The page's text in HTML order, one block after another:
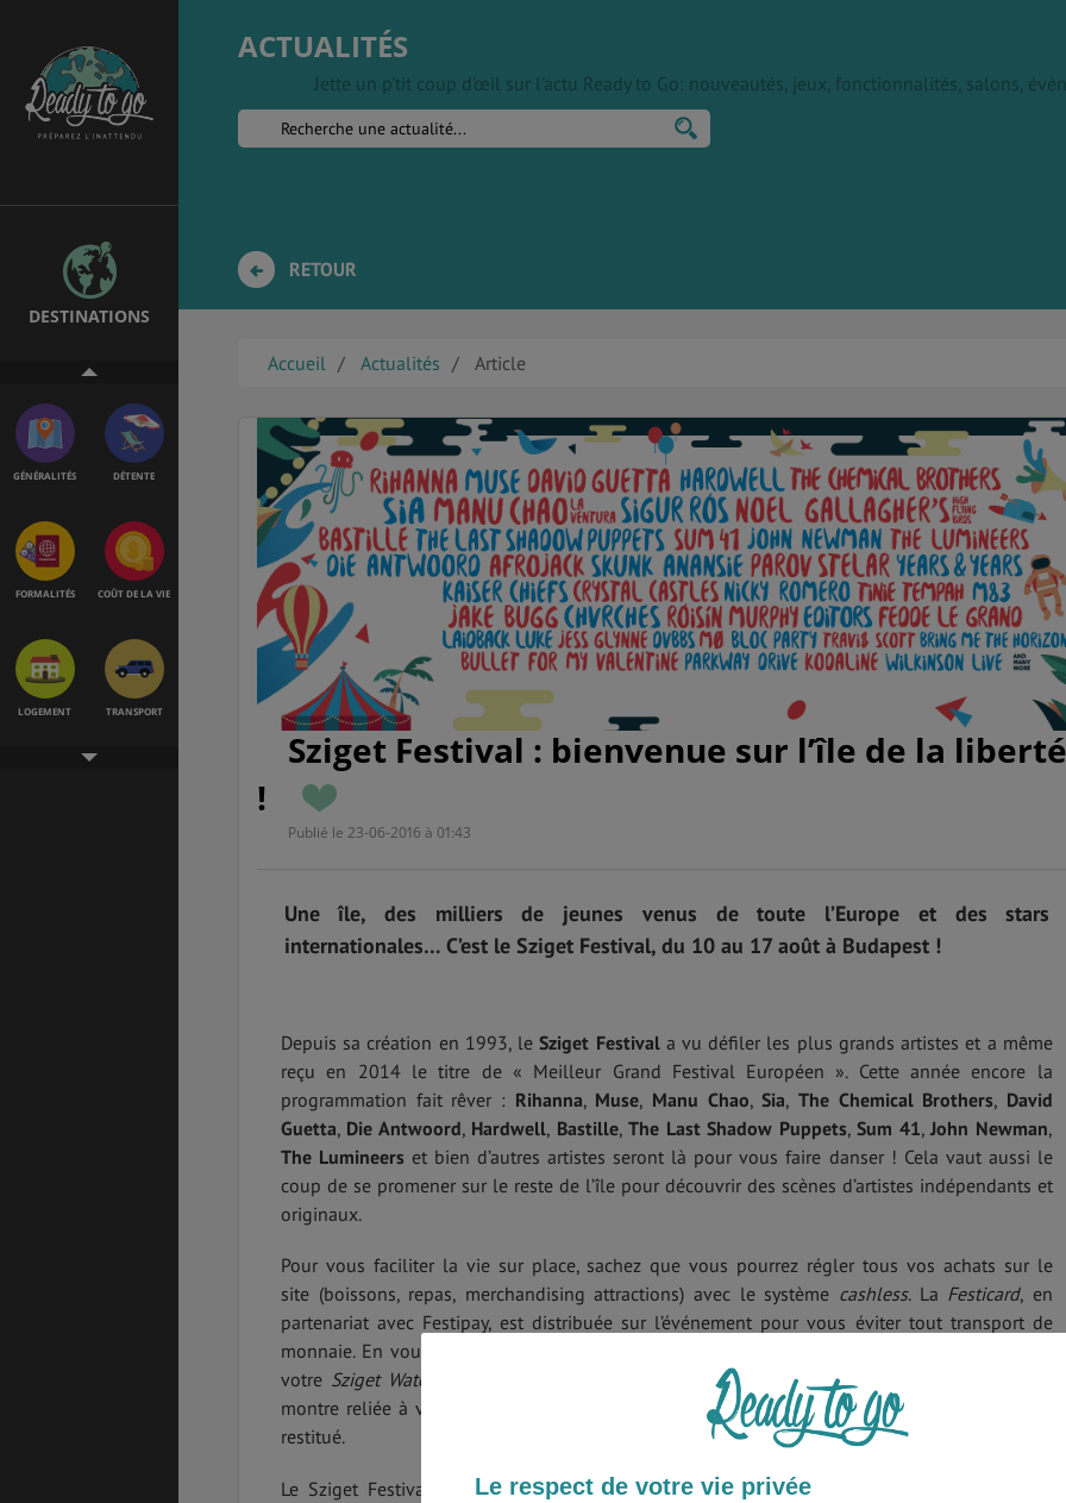
DESTINATIONS
EMPLOIS &
STAGES
BONS PLANS
GÉNÉRALITÉS DÉTENTE
FORMALITÉS COÛT DE LA VIE
LOGEMENT TRANSPORT
ACTUALITÉS
Jette un p'tit coup d'œil sur l'actu Ready to Go: nouveautés, jeux, fonctionnalités, salons,
RETOUR
Accueil Actualités Article
Sziget Festival : bienvenue sur l’île de la
!
Publié le 23-06-2016 à 01:43
Une île, des milliers de jeunes venus de toute l’Europe et des stars
internationales… C’est le Sziget Festival, du 10 au 17 août à Budapest !
Depuis sa création en 1993, leSziget Festivala vu défiler les plus grands artistes et a même
reçu en 2014 le titre de « Meilleur Grand Festival Européen ». Cette année encore la
programmation fait rêver : Rihanna, Muse, Manu Chao,Sia, The Chemical Brothers, David
Guetta, Die Antwoord, Hardwell, Bastille,The Last Shadow Puppets,Sum 41,John Newman,
The Lumineers et bien d’autres artistes seront là pour vous faire danser ! Cela vaut aussi le
coup de se promener sur le reste de l’île pour découvrir des scènes d’artistes indépendants et
originaux.
Pour vous faciliter la vie sur place, sachez que vous pourrez régler tous vos achats sur le
site (boissons, repas, merchandising attractions) avec le système cashless. La Festicard, en
partenariat avec Festipay, est distribuée sur l’événement pour vous éviter tout transport de
monnaie. En vous rendant dans les points Festipay, vous pourrez charger votre
votre Sziget Watch
avec des euros ou votre carte bancaire. En cas de perte, la carte ou la
montre reliée à votre mobile peut être désactivée en quelques secondes et le crédit restant
restitué.
Le Sziget Festival, c’est un bon moment garanti, dans une ambiance vibrante, joyeuse et
Le respect de votre vie privée